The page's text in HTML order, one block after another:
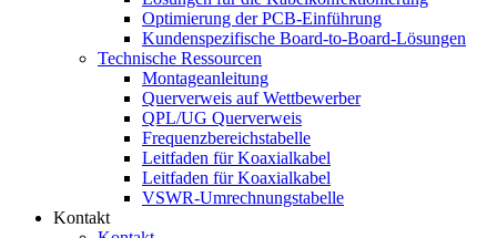
Optimierung der PCB-Einführung
Kundenspezifische Board-to-Board-Lösungen
Technische Ressourcen
Montageanleitung
Querverweis auf Wettbewerber
QPL/UG Querverweis
Frequenzbereichstabelle
Leitfaden für Koaxialkabel
Leitfaden für Koaxialkabel
VSWR-Umrechnungstabelle
Kontakt